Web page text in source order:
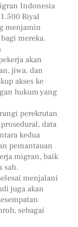
Indonesia
Riyal
menjamin
mereka.
akan
jiwa, dan
akses ke
hukum yang
perekrutan
data
kedua
pemantauan
migran, baik
sah.
menjalani
juga akan
sebagai